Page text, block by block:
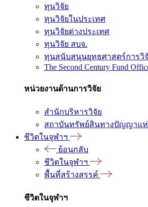
ทุนวิจัย
ทุนวิจัยในประเทศ
ทุนวิจัยต่างประเทศ
ทุนวิจัย สบจ.
ทุนสนับสนุนยุทธศาสตร์การวิ
The Second Century Fund
หน่วยงานด้านการวิจัย
สำนักบริหารวิจัย
สถาบันทรัพย์สินทางปัญญาแห่
ชีวิตในจุฬาฯ
ย้อนกลับ
ชีวิตในจุฬาฯ
พื้นที่สร้างสรรค์
ชีวิตในจุฬาฯ